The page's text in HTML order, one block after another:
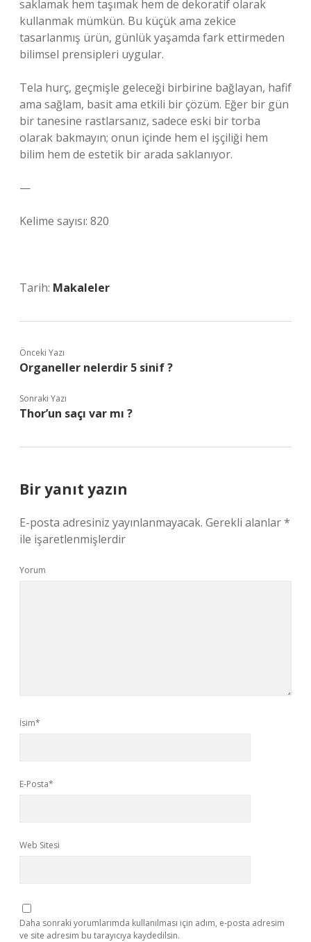
saklamak hem taşımak hem de dekoratif olarak
kullanmak mümkün. Bu küçük ama zekice
tasarlanmış ürün, günlük yaşamda fark ettirmeden
bilimsel prensipleri uygular.
Tela hurç, geçmişle geleceği birbirine bağlayan, hafif
ama sağlam, basit ama etkili bir çözüm. Eğer bir gün
bir tanesine rastlarsanız, sadece eski bir torba
olarak bakmayın; onun içinde hem el işçiliği hem
bilim hem de estetik bir arada saklanıyor.
—
Kelime sayısı: 820
Tarih: Makaleler
Önceki Yazı
Organeller nelerdir 5 sinif ?
Sonraki Yazı
Thor’un saçı var mı ?
Bir yanıt yazın
E-posta adresiniz yayınlanmayacak. Gerekli alanlar*
ile işaretlenmişlerdir
Yorum
İsim*
E-Posta*
Web Sitesi
Daha sonraki yorumlarımda kullanılması için adım, e-posta adresim
ve site adresim bu tarayıcıya kaydedilsin.